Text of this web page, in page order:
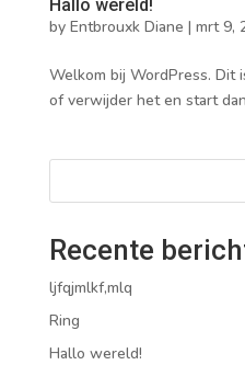
Hallo wereld!
by Entbrouxk Diane | mrt 9,
Welkom bij WordPress. Dit
of verwijder het en start
Recente
ljfqjmlkf,mlq
Ring
Hallo wereld!